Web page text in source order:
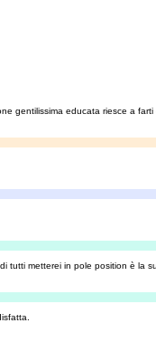
gentilissima educata riesce a
metterei in pole position è la